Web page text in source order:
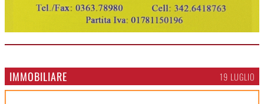
IMMOBILIARE 19 LUGLIO